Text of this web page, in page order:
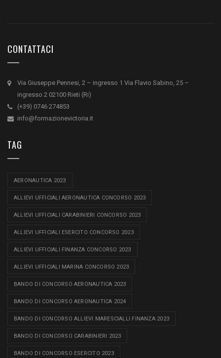
CONTATTACI
Via Giuseppe Pennesi, 2 – ingresso 1 Via Flavio Sabino, 25 –
ingresso 2 02100 Rieti (Ri)
(+39) 0746 274853
info@formazionevictoria.it
TAG
AERONAUTICA 2023
ALLIEVI UFFICIALI AERONAUTICA CONCORSO 2023
ALLIEVI UFFICIALI CARABINIERI CONCORSO 2023
ALLIEVI UFFICIALI ESERCITO CONCORSO 2023
ALLIEVI UFFICIALI FINANZA CONCORSO 2023
ALLIEVI UFFICIALI MARINA CONCORSO 2023
BANDO DI CONCORSO AERONAUTICA 2023
BANDO DI CONCORSO AERONAUTICA 2024
BANDO DI CONCORSO ALLIEVI MARESCIALLI FINANZA 2023
BANDO DI CONCORSO CARABINIERI 2023
BANDO DI CONCORSO ESERCITO 2023